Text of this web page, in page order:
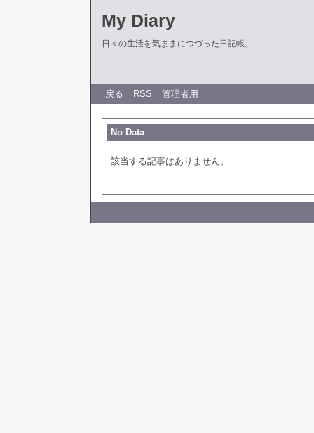
My Diary
日々の生活を気ままにつづった日記帳。
戻る RSS 管理者用
No Data
該当する記事はありません。